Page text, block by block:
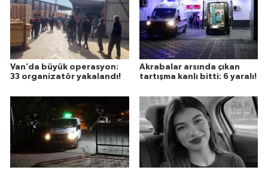
Van’da büyük operasyon:
33 organizatör yakalandı!
Akrabalar arsında çıkan
tartışma kanlı bitti: 6 yaralı!